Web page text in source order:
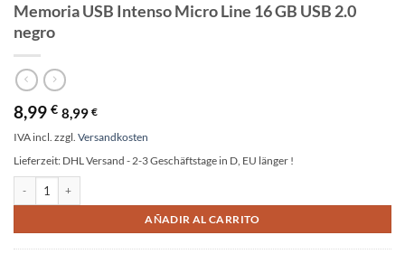
Memoria USB Intenso Micro Line 16 GB USB 2.0
negro
8,99 € 8,99 €
IVA incl. zzgl. Versandkosten
Lieferzeit: DHL Versand - 2-3 Geschäftstage in D, EU länger !
AÑADIR AL CARRITO
Alternative: